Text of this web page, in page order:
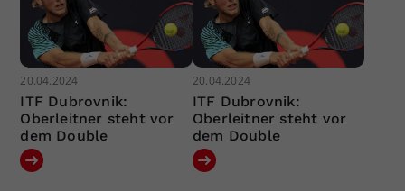
20.04.2024
ITF Dubrovnik:
Oberleitner steht vor
dem Double
20.04.2024
ITF Dubrovnik:
Oberleitner steht vor
dem Double